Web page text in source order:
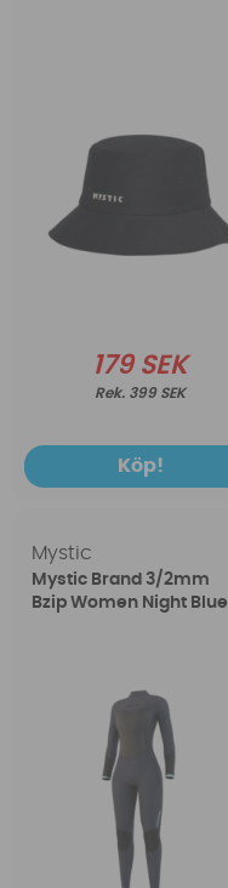
179 SEK
399 SEK
Köp!
Mystic
Mystic Brand 3/2mm
Bzip Women Night Blue